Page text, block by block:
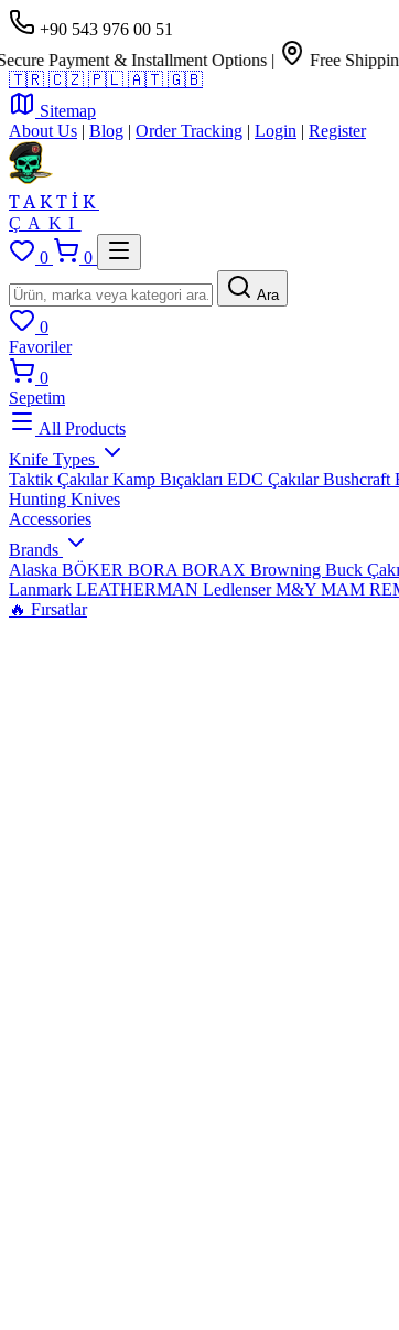
+90 543 976 00 51
Payment & Installment Options |
Free Shipping
🇹🇷 🇨🇿 🇵🇱 🇦🇹 🇬🇧
Sitemap
About Us | Blog | Order Tracking | Login | Register
TAKTİK
ÇAKI
0
0
Ara
0
Favoriler
0
Sepetim
All Products
Knife Types
Taktik ÇakılarKamp Bıçakları EDC ÇakılarBushcraft
Hunting Knives
Accessories
Brands
Alaska BÖKER BORA BORAX Browning Buck
Lanmark LEATHERMAN LedlenserM&Y MAM
🔥 Fırsatlar